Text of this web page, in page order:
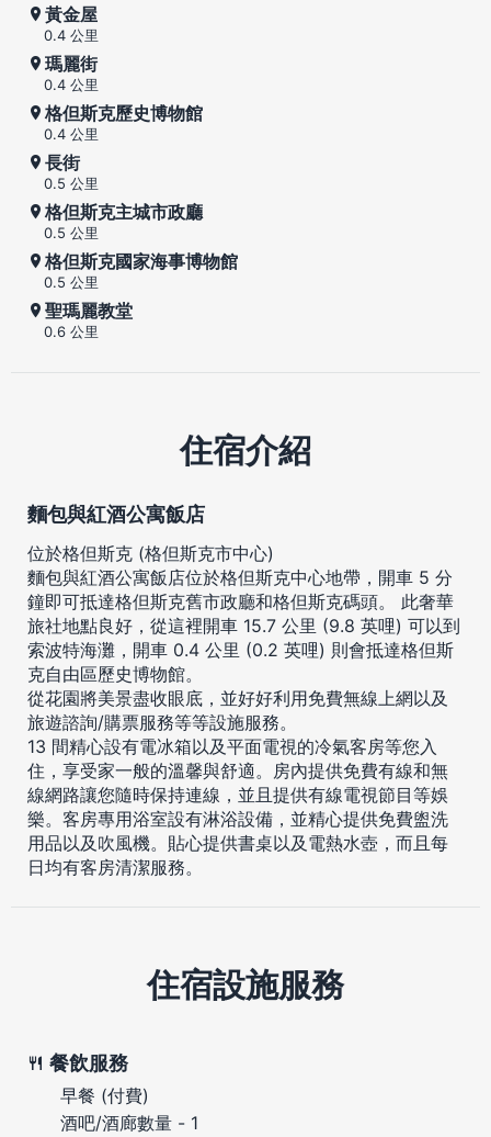
黃金屋
0.4 公里
瑪麗街
0.4 公里
格但斯克歷史博物館
0.4 公里
長街
0.5 公里
格但斯克主城市政廳
0.5 公里
格但斯克國家海事博物館
0.5 公里
聖瑪麗教堂
0.6 公里
住宿介紹
麵包與紅酒公寓飯店
位於格但斯克 (格但斯克市中心)
麵包與紅酒公寓飯店位於格但斯克中心地帶，開車 5 分
鐘即可抵達格但斯克舊市政廳和格但斯克碼頭。 此奢華
旅社地點良好，從這裡開車 15.7 公里 (9.8 英哩) 可以到
索波特海灘，開車 0.4 公里 (0.2 英哩) 則會抵達格但斯
克自由區歷史博物館。
從花園將美景盡收眼底，並好好利用免費無線上網以及
旅遊諮詢/購票服務等等設施服務。
13 間精心設有電冰箱以及平面電視的冷氣客房等您入
住，享受家一般的溫馨與舒適。房內提供免費有線和無
線網路讓您隨時保持連線，並且提供有線電視節目等娛
樂。客房專用浴室設有淋浴設備，並精心提供免費盥洗
用品以及吹風機。貼心提供書桌以及電熱水壺，而且每
日均有客房清潔服務。
住宿設施服務
餐飲服務
早餐 (付費)
酒吧/酒廊數量 - 1